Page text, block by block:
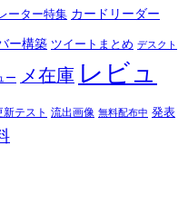
ーター特集 カードリーダー
ー構築 ツイートまとめ デスクト
ー メ在庫 レビュ
新テスト 流出画像 無料配布中 発表